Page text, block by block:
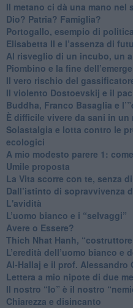
​Il metano ci dà una mano nel
​Dio? Patria? Famiglia?
Portogallo, esempio di
​Elisabetta II e l’assenza di
Al risveglio di un incubo, un
​Piombino e la fine
​Il vero rischio del
​Il violento Dostoevskij e il
​Buddha, Franco Basaglia e
​È difficile vivere da sani in un
Solastalgia e lotta contro le
ecologici
​A mio modesto parere 1:
​Umile proposta
​La Vita scorre con te, senza
​Dall’istinto di sopravvivenza
L'avidità
​L’uomo bianco e i “selvaggi”
​Avere o Essere?
​Thich Nhat Hanh,
​L’eredità dell’uomo bianco e
Al-Hallaj e il prof. Alessandro
​Lettera a mio nipote di due
​Il nostro “Io” è il nostro
​Chiarezza e disincanto